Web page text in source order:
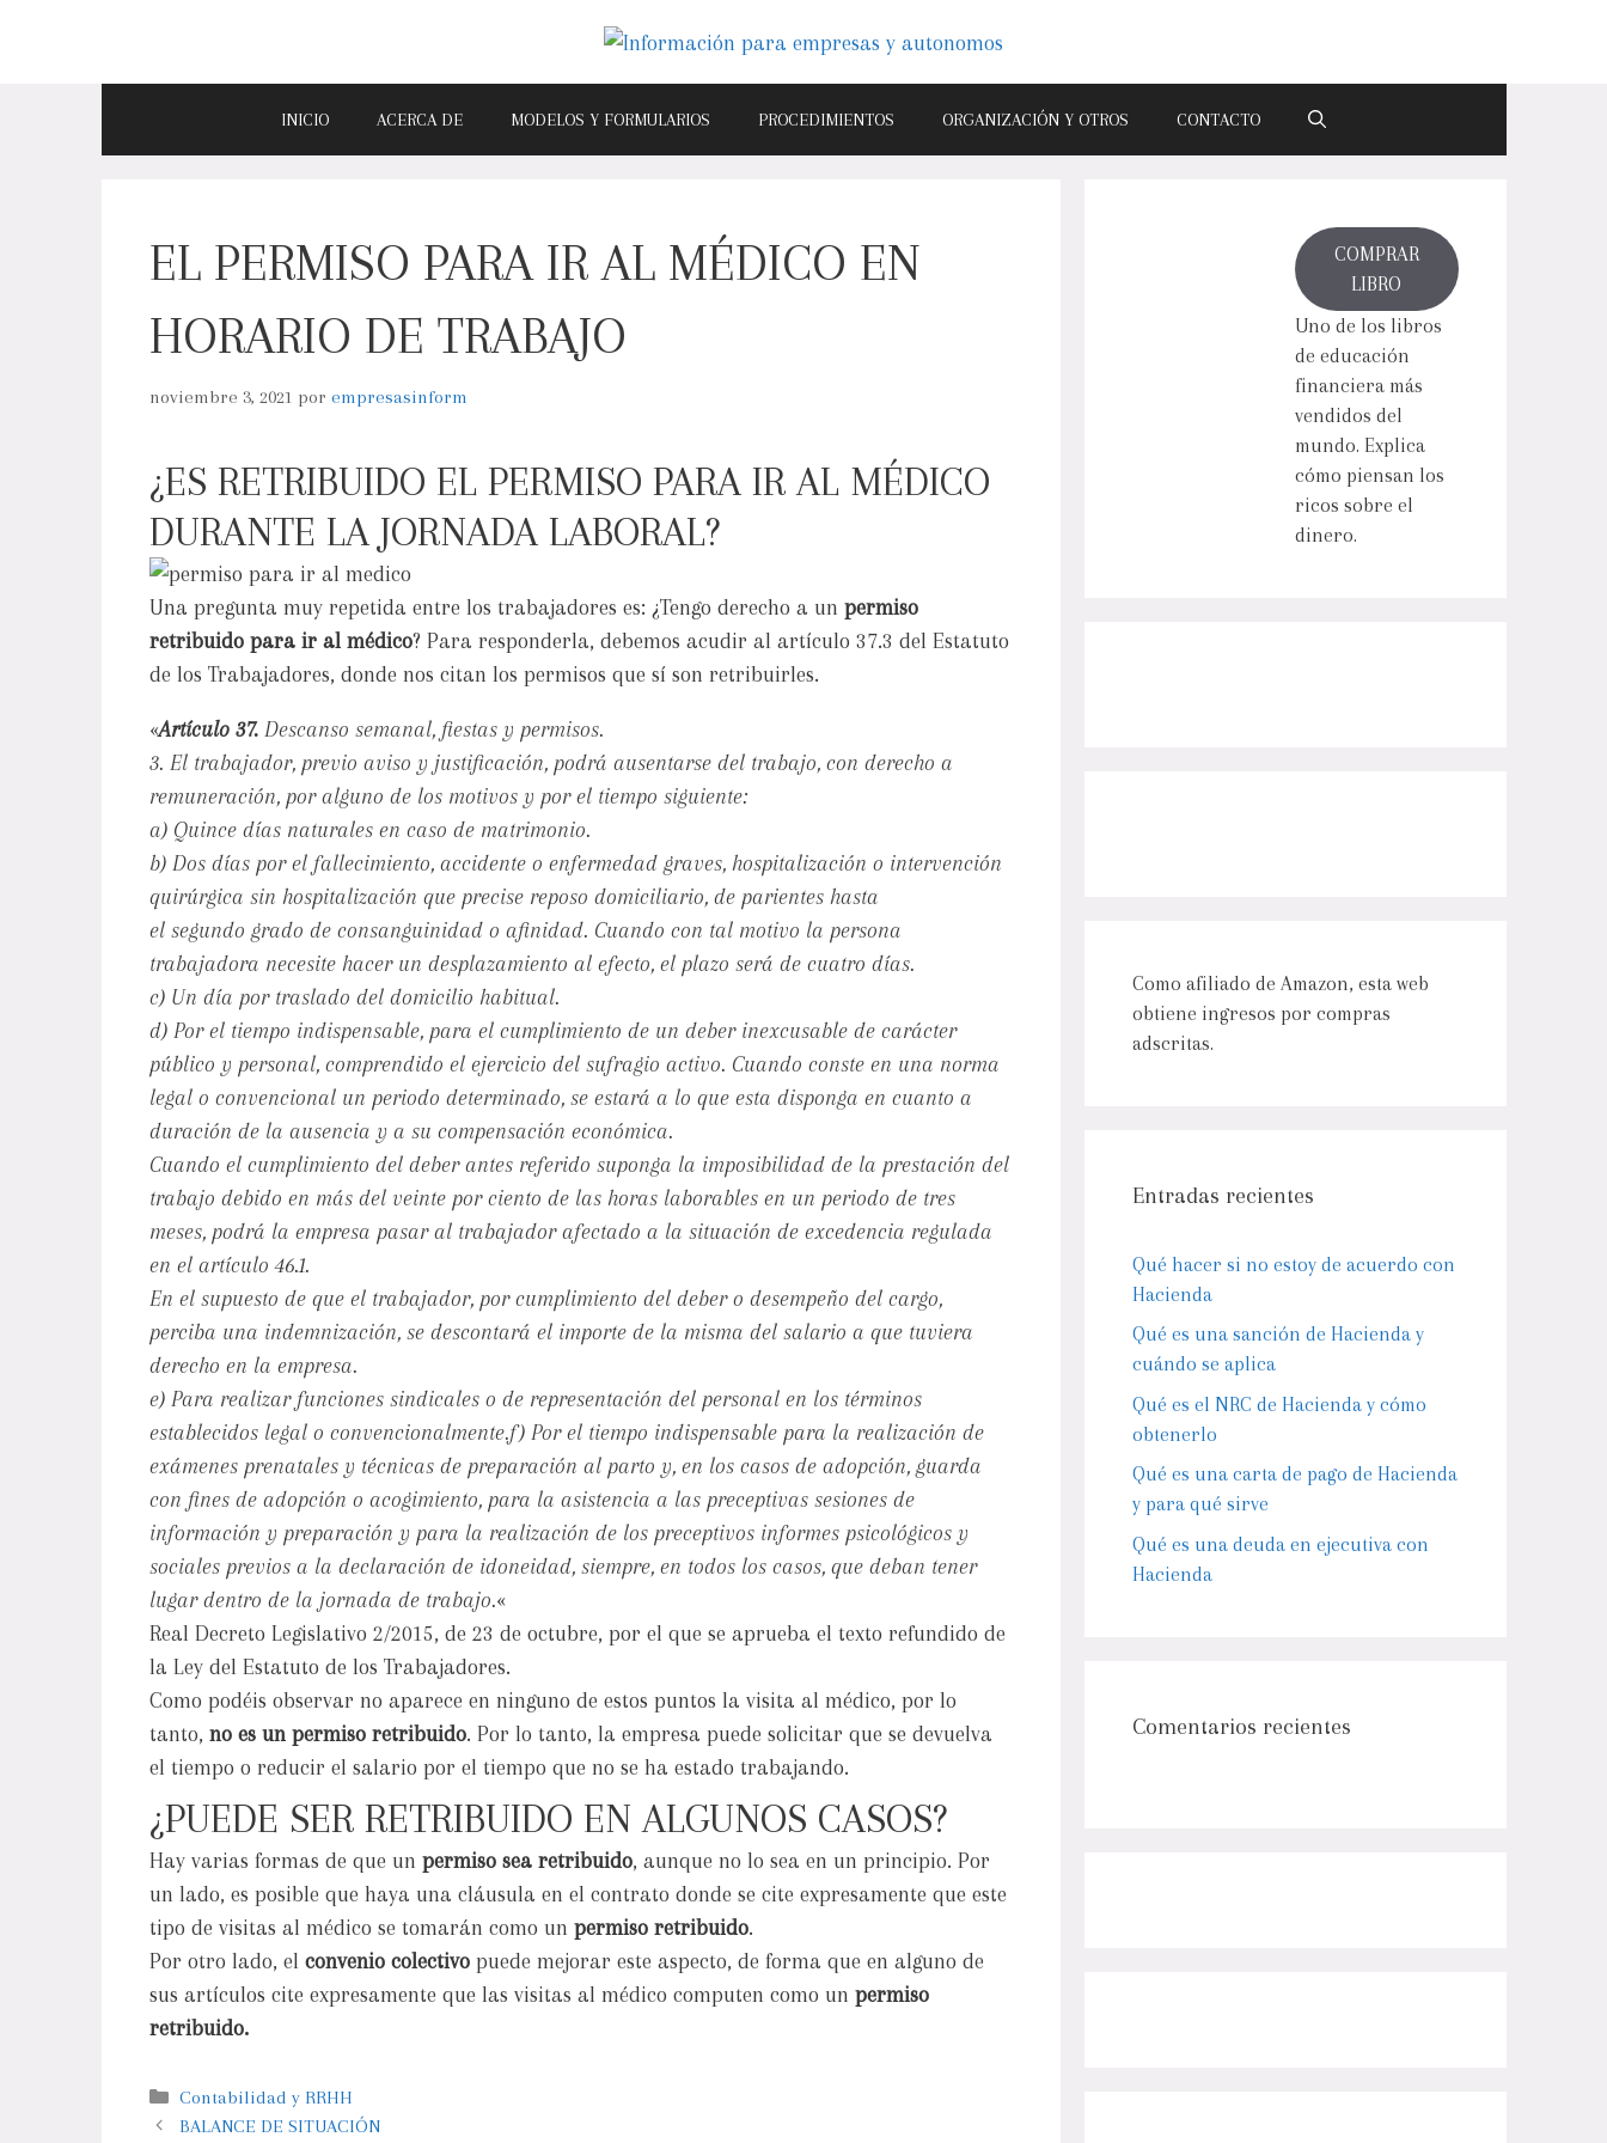
INICIO ACERCA DE MODELOS Y FORMULARIOS PROCEDIMIENTOS ORGANIZACIÓN Y OTROS CONTACTO
EL PERMISO PARA IR AL MÉDICO EN
HORARIO DE TRABAJO
noviembre 3, 2021 por empresasinform
¿ES RETRIBUIDO EL PERMISO PARA IR AL MÉDICO
DURANTE LA JORNADA LABORAL?
Una pregunta muy repetida entre los trabajadores es: ¿Tengo derecho a un permiso
retribuido para ir al médico? Para responderla, debemos acudir al artículo 37.3 del Estatuto
de los Trabajadores, donde nos citan los permisos que sí son retribuirles.
«Artículo 37. Descanso semanal, fiestas y permisos.
3. El trabajador, previo aviso y justificación, podrá ausentarse del trabajo, con derecho a
remuneración, por alguno de los motivos y por el tiempo siguiente:
a) Quince días naturales en caso de matrimonio.
b) Dos días por el fallecimiento, accidente o enfermedad graves, hospitalización o intervención
quirúrgica sin hospitalización que precise reposo domiciliario, de parientes hasta
el segundo grado de consanguinidad o afinidad. Cuando con tal motivo la persona
trabajadora necesite hacer un desplazamiento al efecto, el plazo será de cuatro días.
c) Un día por traslado del domicilio habitual.
d) Por el tiempo indispensable, para el cumplimiento de un deber inexcusable de carácter
público y personal, comprendido el ejercicio del sufragio activo. Cuando conste en una norma
legal o convencional un periodo determinado, se estará a lo que esta disponga en cuanto a
duración de la ausencia y a su compensación económica.
Cuando el cumplimiento del deber antes referido suponga la imposibilidad de la prestación del
trabajo debido en más del veinte por ciento de las horas laborables en un periodo de tres
meses, podrá la empresa pasar al trabajador afectado a la situación de excedencia regulada
en el artículo 46.1.
En el supuesto de que el trabajador, por cumplimiento del deber o desempeño del cargo,
perciba una indemnización, se descontará el importe de la misma del salario a que tuviera
derecho en la empresa.
e) Para realizar funciones sindicales o de representación del personal en los términos
establecidos legal o convencionalmente.f) Por el tiempo indispensable para la realización de
exámenes prenatales y técnicas de preparación al parto y, en los casos de adopción, guarda
con fines de adopción o acogimiento, para la asistencia a las preceptivas sesiones de
información y preparación y para la realización de los preceptivos informes psicológicos y
sociales previos a la declaración de idoneidad, siempre, en todos los casos, que deban tener
lugar dentro de la jornada de trabajo.«
Real Decreto Legislativo 2/2015, de 23 de octubre, por el que se aprueba el texto refundido de
la Ley del Estatuto de los Trabajadores.
Como podéis observar no aparece en ninguno de estos puntos la visita al médico, por lo
tanto, no es un permiso retribuido. Por lo tanto, la empresa puede solicitar que se devuelva
el tiempo o reducir el salario por el tiempo que no se ha estado trabajando.
¿PUEDE SER RETRIBUIDO EN ALGUNOS CASOS?
Hay varias formas de que un permiso sea retribuido, aunque no lo sea en un principio. Por
un lado, es posible que haya una cláusula en el contrato donde se cite expresamente que este
tipo de visitas al médico se tomarán como un permiso retribuido.
Por otro lado, el convenio colectivopuede mejorar este aspecto, de forma que en alguno de
sus artículos cite expresamente que las visitas al médico computen como un permiso
retribuido.
Contabilidad y RRHH
BALANCE DE SITUACIÓN
COMPRAR
LIBRO
Uno de los libros
de educación
financiera más
vendidos del
mundo. Explica
cómo piensan los
ricos sobre el
dinero.
Como afiliado de Amazon, esta web
obtiene ingresos por compras
adscritas.
Entradas recientes
Qué hacer si no estoy de acuerdo con
Hacienda
Qué es una sanción de Hacienda y
cuándo se aplica
Qué es el NRC de Hacienda y cómo
obtenerlo
Qué es una carta de pago de Hacienda
y para qué sirve
Qué es una deuda en ejecutiva con
Hacienda
Comentarios recientes